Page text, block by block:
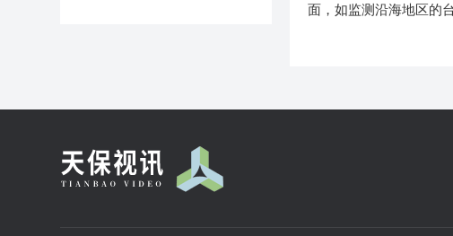
面，如监测沿海地区的